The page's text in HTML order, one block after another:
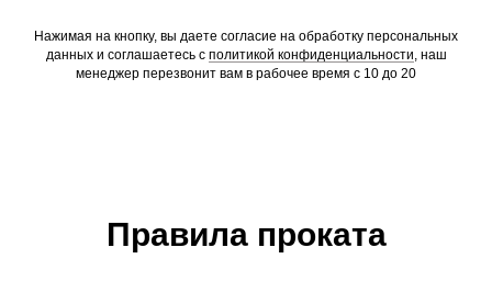
Нажимая на кнопку, вы даете согласие на обработку персональных
данных и соглашаетесь c политикой конфиденциальности, наш
менеджер перезвонит вам в рабочее время с 10 до 20
Правила проката